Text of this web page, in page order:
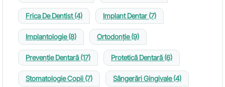
Frica De Dentist(4) Implant Dentar(7)
Implantologie(8) Ortodonție(9)
Prevenție Dentară (17) Protetică Dentară (6)
Stomatologie Copii (7) Sângerări Gingivale(4)